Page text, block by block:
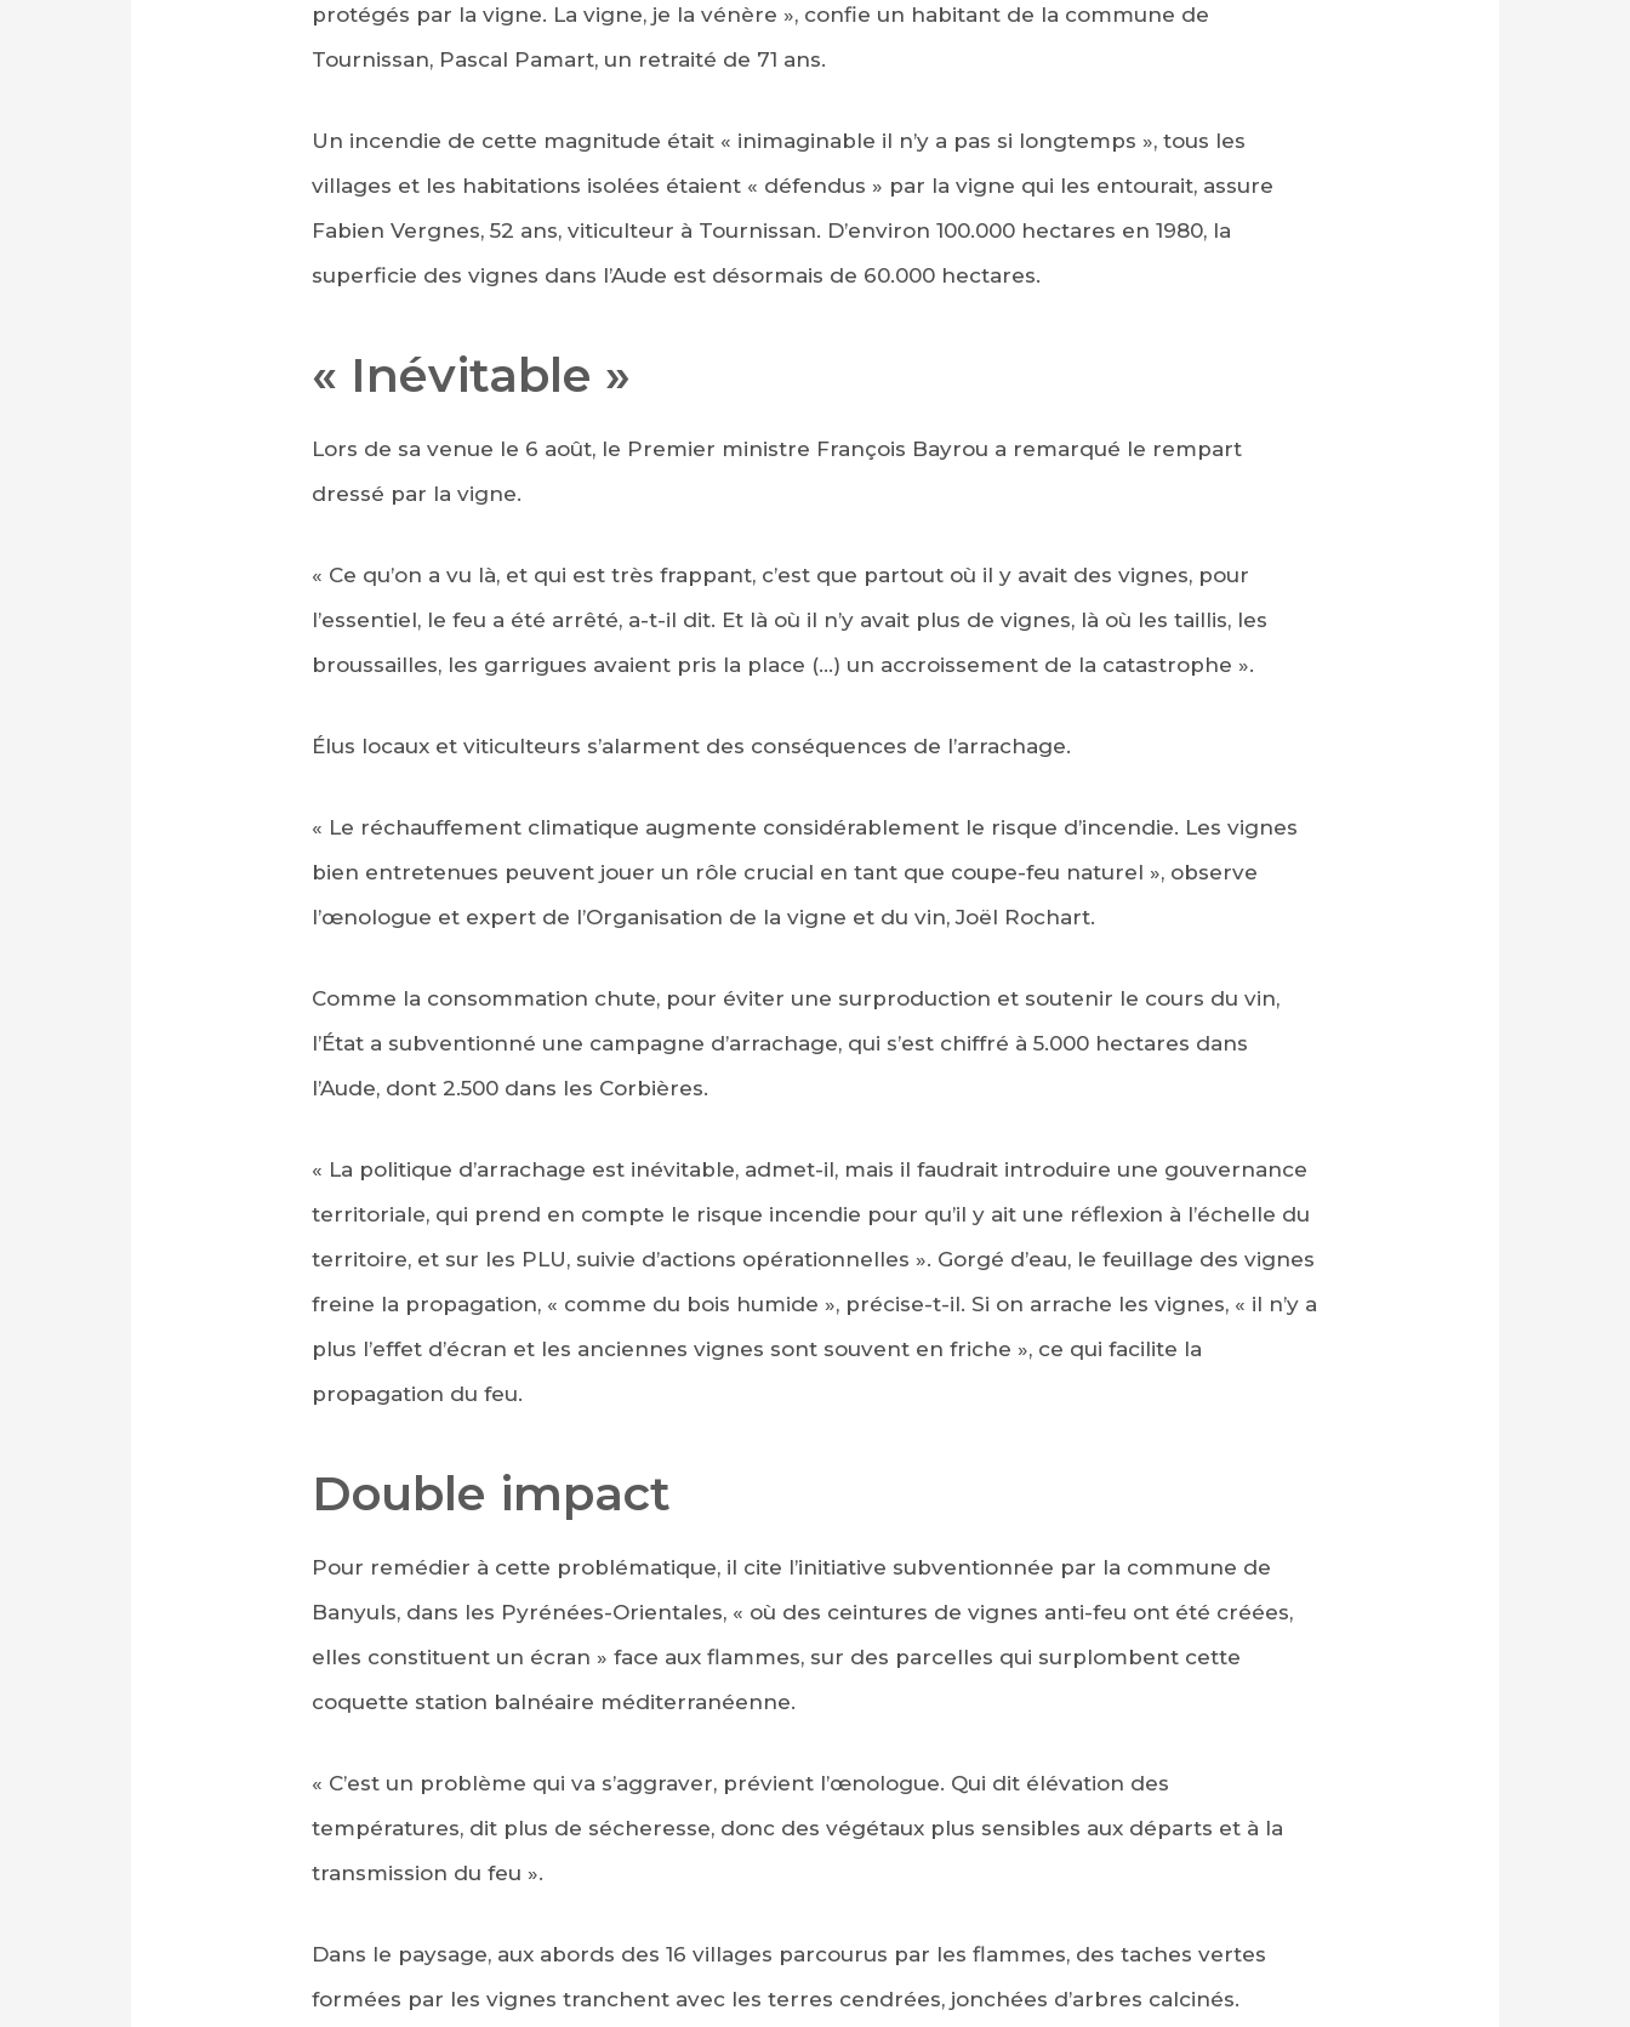
protégés par la vigne. La vigne, je la vénère », confie un habitant de la commune de
Tournissan, Pascal Pamart, un retraité de 71 ans.
Un incendie de cette magnitude était « inimaginable il n’y a pas si longtemps », tous les
villages et les habitations isolées étaient « défendus » par la vigne qui les entourait, assure
Fabien Vergnes, 52 ans, viticulteur à Tournissan. D’environ 100.000 hectares en 1980, la
superficie des vignes dans l’Aude est désormais de 60.000 hectares.
« Inévitable »
Lors de sa venue le 6 août, le Premier ministre François Bayrou a remarqué le rempart
dressé par la vigne.
« Ce qu’on a vu là, et qui est très frappant, c’est que partout où il y avait des vignes, pour
l’essentiel, le feu a été arrêté, a-t-il dit. Et là où il n’y avait plus de vignes, là où les taillis, les
broussailles, les garrigues avaient pris la place (…) un accroissement de la catastrophe ».
Élus locaux et viticulteurs s’alarment des conséquences de l’arrachage.
« Le réchauffement climatique augmente considérablement le risque d’incendie. Les vignes
bien entretenues peuvent jouer un rôle crucial en tant que coupe-feu naturel », observe
l’œnologue et expert de l’Organisation de la vigne et du vin, Joël Rochart.
Comme la consommation chute, pour éviter une surproduction et soutenir le cours du vin,
l’État a subventionné une campagne d’arrachage, qui s’est chiffré à 5.000 hectares dans
l’Aude, dont 2.500 dans les Corbières.
« La politique d’arrachage est inévitable, admet-il, mais il faudrait introduire une gouvernance
territoriale, qui prend en compte le risque incendie pour qu’il y ait une réflexion à l’échelle du
territoire, et sur les PLU, suivie d’actions opérationnelles ». Gorgé d’eau, le feuillage des vignes
freine la propagation, « comme du bois humide », précise-t-il. Si on arrache les vignes, « il n’y a
plus l’effet d’écran et les anciennes vignes sont souvent en friche », ce qui facilite la
propagation du feu.
Double impact
Pour remédier à cette problématique, il cite l’initiative subventionnée par la commune de
Banyuls, dans les Pyrénées-Orientales, « où des ceintures de vignes anti-feu ont été créées,
elles constituent un écran » face aux flammes, sur des parcelles qui surplombent cette
coquette station balnéaire méditerranéenne.
« C’est un problème qui va s’aggraver, prévient l’œnologue. Qui dit élévation des
températures, dit plus de sécheresse, donc des végétaux plus sensibles aux départs et à la
transmission du feu ».
Dans le paysage, aux abords des 16 villages parcourus par les flammes, des taches vertes
formées par les vignes tranchent avec les terres cendrées, jonchées d’arbres calcinés.